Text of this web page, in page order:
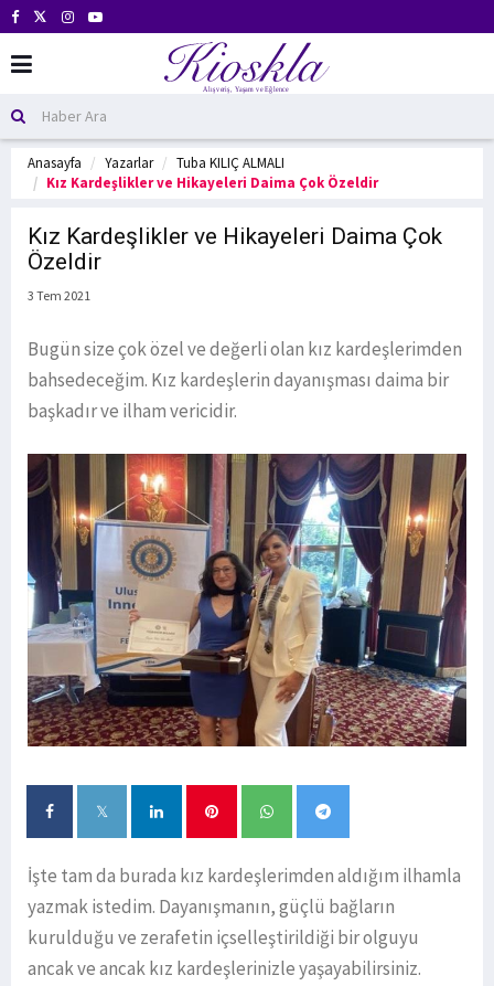
Anasayfa Yazarlar
Tuba KILIÇ ALMALI
Kız Kardeşlikler ve Hikayeleri Daima Çok Özeldir
Kız Kardeşlikler ve Hikayeleri Daima Çok
Özeldir
3 Tem 2021
Bugün size çok özel ve değerli olan kız kardeşlerimden
bahsedeceğim. Kız kardeşlerin dayanışması daima bir
başkadır ve ilham vericidir.
İşte tam da burada kız kardeşlerimden aldığım ilhamla
yazmak istedim. Dayanışmanın, güçlü bağların
kurulduğu ve zerafetin içselleştirildiği bir olguyu
ancak ve ancak kız kardeşlerinizle yaşayabilirsiniz.